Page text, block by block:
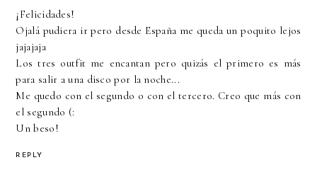
¡Felicidades!
Ojalá pudiera ir pero desde España me queda un poquito lejos
jajajaja
Los tres outfit me encantan pero quizás el primero es más
para salir a una disco por la noche...
Me quedo con el segundo o con el tercero. Creo que más con
el segundo (:
Un beso!
REPLY